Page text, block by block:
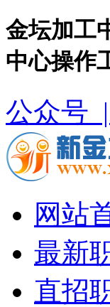
金坛加工
中心操作
公众号 |
网站
最新
直招